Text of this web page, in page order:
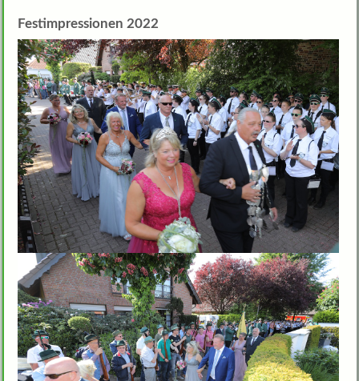
Festimpressionen 2022